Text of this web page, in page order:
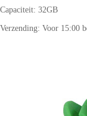
Capaciteit: 32GB
Verzending: Voor 15:00